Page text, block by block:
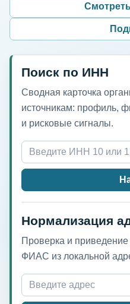
Поиск по ИНН
Сводная карточка
источникам: профиль,
и рисковые сигналы.
Нормализация
Проверка и приведение
ФИАС из локальной